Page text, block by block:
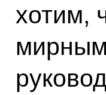
хотим,
мирным